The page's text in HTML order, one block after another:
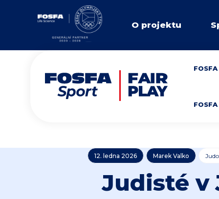
O projektu
12. ledna 2026 Marek Valko Judo
Judisté v